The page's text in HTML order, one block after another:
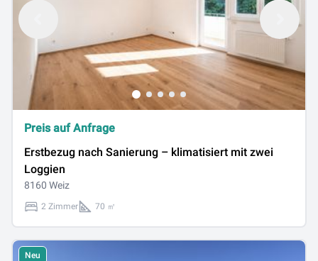
Preis auf Anfrage
Erstbezug nach Sanierung – klimatisiert mit zwei
Loggien
8160 Weiz
2 Zimmer 70 ㎡
Neu